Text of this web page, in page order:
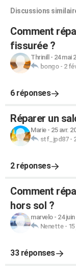
Discussions
Comment
fissurée ?
Thrinill - 24 mai
bongo- 2
6 réponses
Réparer un
Marie- 25 avr.
stf_jpd87-
2 réponses
Comment
hors sol ?
marvelo- 24
Nenette-
33 réponses